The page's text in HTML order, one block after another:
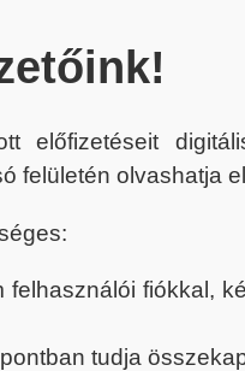
előfizetéseit
felületén olvashatja
fiókkal,
tudja